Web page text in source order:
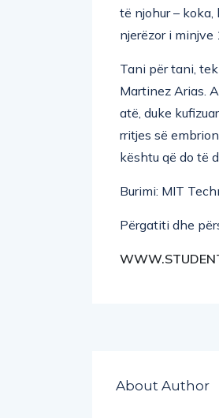
të njohur –
njerëzor i minjve
Tani për tani,
Martinez Arias.
atë, duke
rritjes së
kështu që do të
Burimi: MIT
Përgatiti dhe
About Author